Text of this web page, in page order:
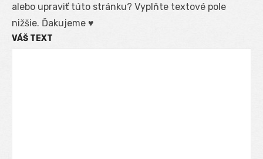
alebo upraviť túto stránku? Vyplňte textové pole
nižšie. Ďakujeme ♥
VÁŠ TEXT